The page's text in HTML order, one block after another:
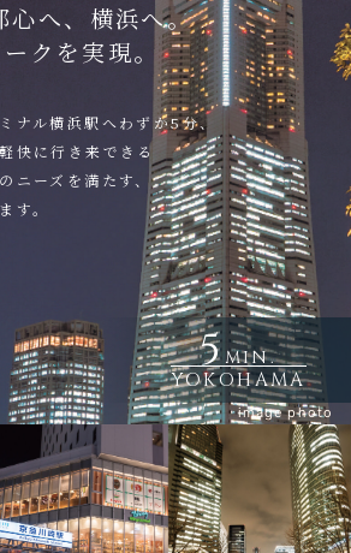
心へ、横浜へ。
クを実現。
ナル横浜駅へわずか5分、
快に行き来できる
ニーズを満たす、
す。
5MIN.
YOKOHAMA
image photo